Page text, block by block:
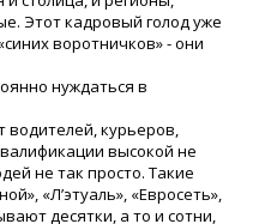
Этот кадровый голод уже
воротничков» - они
нуждаться в
водителей, курьеров,
высокой не
не так просто. Такие
«Л’этуаль», «Евросеть»,
десятки, а то и сотни,